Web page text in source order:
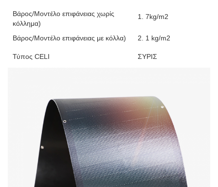
Βάρος/Μοντέλο επιφάνειας χωρίς
κόλλημα)
1. 7kg/m2
Βάρος/Μοντέλο επιφάνειας με κόλλα) 2. 1 kg/m2
Τύπος CELI ΣΥΡΙΣ